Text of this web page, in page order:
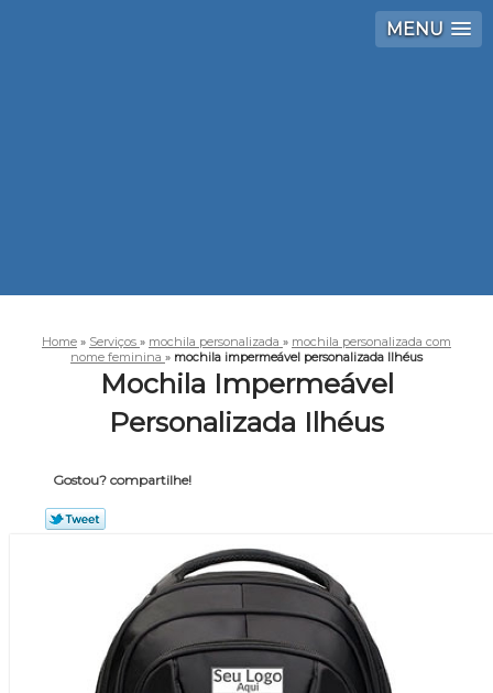
MENU
Home » Serviços » mochila personalizada » mochila personalizada com
nome feminina » mochila impermeável personalizada Ilhéus
Mochila Impermeável
Personalizada Ilhéus
Gostou? compartilhe!